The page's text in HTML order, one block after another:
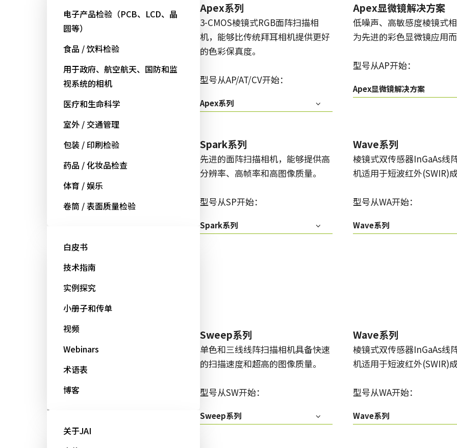
Sweep+系列
多传感器棱镜彩色/ RGB/NIR和
RGB/SWIR线扫描相机结合了精度、灵敏
Wave系列
用于短波红外（SWIR）成像的单传感器
InGaAs 线扫描相机和面扫描相机
单传感器彩色
具有多样化的彩色单传感器逐行面阵扫描
相机可供选择，同时配备CMOS传感器，包
括最新的Sony Pregius 传感器。
单传感器单色
具有多种类的单色单传感器逐行面阵扫描
相机可供选择，同时配备CMOS传感器，包
括最新的Sony Pregius 传感器。
JAI提供多种紫外敏感逐行面阵扫描相机来
满足特定的分辨率、速度和光学需求。
JAI的多光谱棱镜相机通过单一光学路径同
时提供可见光谱和NIR光谱的图像。
传统拜耳相机提供更好的色彩保真度。
单传感器单色
三线彩色
4传感器RGB+NIR（棱镜式）
4传感器线阵扫描相机设计用于同时捕获可
见光谱中的RGB图像数据，以及近红外
(NIR)光谱中的图像数据。
4传感器R-G-B + SWIR（棱镜
式）
4传感器机器视觉线阵扫描相机，可捕获可
电子产品检验（PCB、LCD、晶
圆等）
食品 / 饮料检验
用于政府、航空航天、国防和监
视系统的相机
医疗和生命科学
室外 / 交通管理
包装 / 印刷检验
药品 / 化妆品检查
体育 / 娱乐
卷筒 / 表面质量检验
白皮书
技术指南
实例探究
小册子和传单
视频
Webinars
术语表
博客
关于JAI
Fusion系列
多传感器多光谱面阵扫描相机，具
备适用于专业成像应用的独特功
能。
型号从AD/FS/FSFE开始：
Fusion系列
Apex系列
3-CMOS棱镜式RGB面阵扫描相
机，能够比传统拜耳相机提供更好
的色彩保真度。
型号从AP/AT/CV开始：
Apex系列
Apex显微镜解决方案
低噪声、高敏感度棱镜式
为先进的彩色显微镜应用而
型号从AP开始：
Apex显微镜解决方案
Go-X 系列
高性能和高性价比。 用于下一代机
器视觉系统的CMOS区域扫描相
机。
Spark系列
先进的面阵扫描相机，能够提供高
分辨率、高帧率和高图像质量。
型号从SP开始：
Spark系列
Wave系列
棱镜式双传感器InGaAs线
机适用于短波红外(SWIR)成
型号从WA开始：
Wave系列
线阵扫描
Sweep+系列
多传感器棱镜式彩色/NIR线阵扫描
相机同时具备精确度、敏感度和多
光谱选项。
型号从LQ/LT/SW开始：
Sweep+系列
Sweep系列
单色和三线线阵扫描相机具备快速
的扫描速度和超高的图像质量。
型号从SW开始：
Sweep系列
Wave系列
棱镜式双传感器InGaAs线
机适用于短波红外(SWIR)成
型号从WA开始：
Wave系列